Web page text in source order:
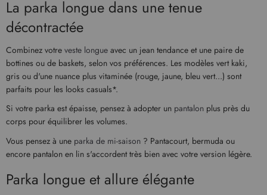
La parka longue dans une tenue
décontractée
Combinez votre veste longue avec un jean tendance et une paire de
bottines ou de baskets, selon vos préférences. Les modèles vert kaki,
gris ou d'une nuance plus vitaminée (rouge, jaune, bleu vert...) sont
parfaits pour les looks casuals*.
Si votre parka est épaisse, pensez à adopter un pantalon plus près du
corps pour équilibrer les volumes.
Vous pensez à une parka de mi-saison ? Pantacourt, bermuda ou
encore pantalon en lin s'accordent très bien avec votre version légère.
Parka longue et allure élégante